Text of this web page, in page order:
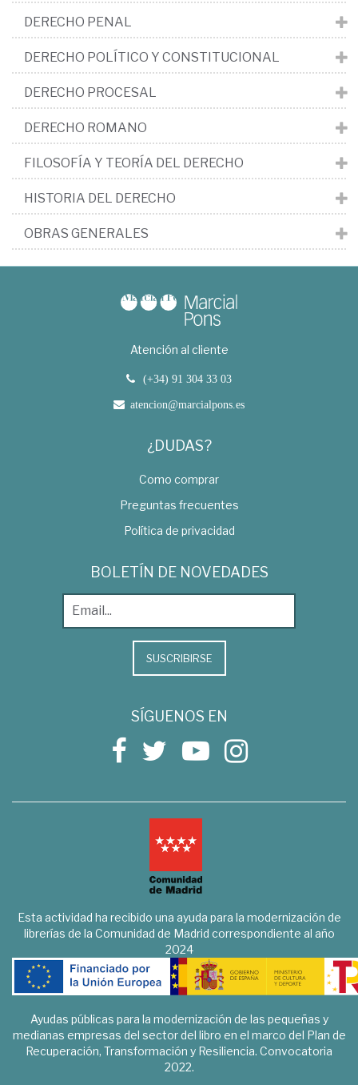
DERECHO PENAL
DERECHO POLÍTICO Y CONSTITUCIONAL
DERECHO PROCESAL
DERECHO ROMANO
FILOSOFÍA Y TEORÍA DEL DERECHO
HISTORIA DEL DERECHO
OBRAS GENERALES
Atención al cliente
(+34) 91 304 33 03
atencion@marcialpons.es
¿DUDAS?
Como comprar
Preguntas frecuentes
Política de privacidad
BOLETÍN DE NOVEDADES
SUSCRIBIRSE
SÍGUENOS EN
Esta actividad ha recibido una ayuda para la modernización de
librerías de la Comunidad de Madrid correspondiente al año
2024
Ayudas públicas para la modernización de las pequeñas y
medianas empresas del sector del libro en el marco del Plan de
Recuperación, Transformación y Resiliencia. Convocatoria
2022.